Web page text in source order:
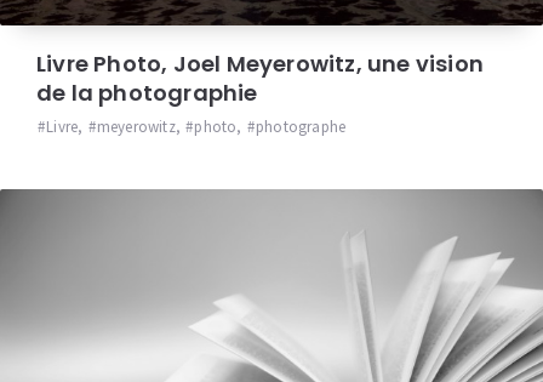
Livre Photo, Joel Meyerowitz, une vision
de la photographie
Livre, meyerowitz, photo, photographe